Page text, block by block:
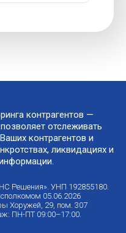
контрагентов —
отслеживать
контрагентов и
ликвидациях и
Решения». УНП 192855180.
05.06.2026
Хоружей, 29, пом. 307
ПН-ПТ 09:00–17:00.